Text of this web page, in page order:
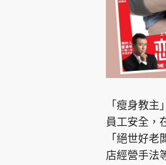
集團旗下
東周刊
Oh!爸媽
「瘦身教
員工安全，
「絕世好
店經營手法